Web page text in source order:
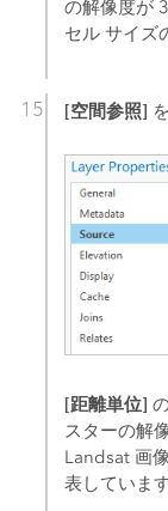
の解像度が
セル サイズ
[空間参照]
[距離単位]
スターの解
Landsat 画
表しています